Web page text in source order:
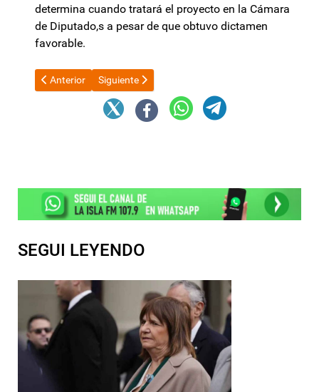
determina cuando tratará el proyecto en la Cámara
de Diputado,s a pesar de que obtuvo dictamen
favorable.
Artículo anterior: El riesgo país quiebra los 500 puntos y las
Anterior Artículo siguiente: Morosidad: el FMI pidió mayor
Siguiente
SEGUI LEYENDO